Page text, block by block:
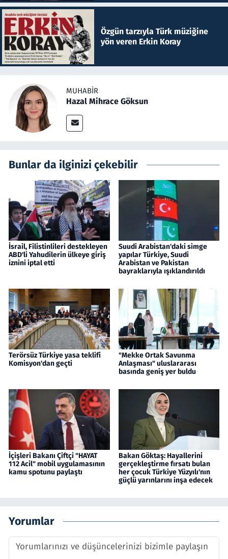
Özgün tarzıyla Türk müziğine
yön veren Erkin Koray
MUHABIR
Hazal Mihrace Göksun
Bunlar da ilginizi çekebilir
İsrail, Filistinlileri destekleyen
ABD'li Yahudilerin ülkeye giriş
iznini iptal etti
Suudi Arabistan'daki simge
yapılar Türkiye, Suudi
Arabistan ve Pakistan
bayraklarıyla ışıklandırıldı
Terörsüz Türkiye yasa teklifi
Komisyon'dan geçti
"Mekke Ortak Savunma
Anlaşması" uluslararası
basında geniş yer buldu
İçişleri Bakanı Çiftçi "HAYAT
112 Acil" mobil uygulamasının
kamu spotunu paylaştı
Bakan Göktaş: Hayallerini
gerçekleştirme fırsatı bulan
her çocuk Türkiye Yüzyılı'nın
güçlü yarınlarını inşa edecek
Yorumlar